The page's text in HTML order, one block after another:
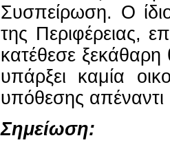
Συσπείρωση. Ο
της Περιφέρειας,
κατέθεσε ξεκάθαρη
υπάρξει καμία
υπόθεσης
Σημείωση: